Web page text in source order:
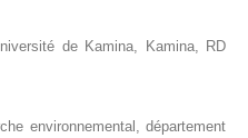
de Kamina, Kamina, RD
environnemental, département